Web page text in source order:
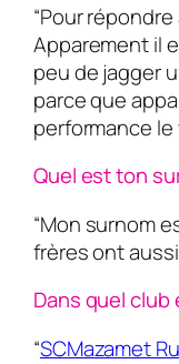
“Pour répondre
Apparement il
peu de jagger
parce que
performance
Quel est ton
“Mon surnom
frères ont
Dans quel club
“SCMazamet